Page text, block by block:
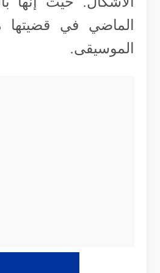
الماضي في
الموسيقى.